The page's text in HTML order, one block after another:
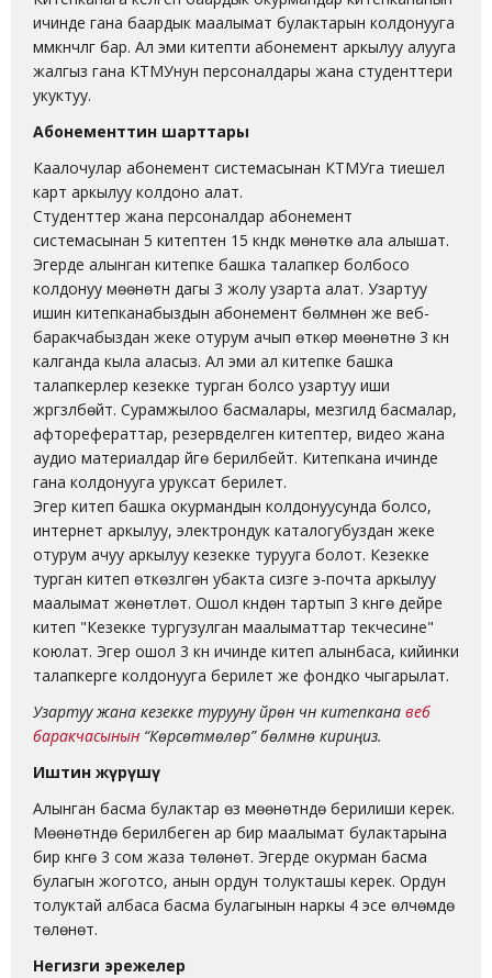
ичинде гана баардык маалымат булактарын колдонууга
мүмкүнчүлүгү бар. Ал эми китепти абонемент аркылуу алууга
жалгыз гана КТМУнун персоналдары жана студенттери
укуктуу.
Абонементтин шарттары
Каалочулар абонемент системасынан КТМУга тиешелүү
карт аркылуу колдоно алат.
Студенттер жана персоналдар абонемент
системасынан 5 китептен 15 күндүк мөнөткө ала алышат.
Эгерде алынган китепке башка талапкер болбосо
колдонуу мөөнөтүн дагы 3 жолу узарта алат. Узартуу
ишин китепканабыздын абонемент бөлүмүнөн же веб-
баракчабыздан жеке отурум ачып өткөрүү мөөнөтүнө 3 күн
калганда кыла аласыз. Ал эми ал китепке башка
талапкерлер кезекке турган болсо узартуу иши
жүргүзүлбөйт. Сурамжылоо басмалары, мезгилдүү басмалар,
афторефераттар, резервделген китептер, видео жана
аудио материалдар үйгө берилбейт. Китепкана ичинде
гана колдонууга уруксат берилет.
Эгер китеп башка окурмандын колдонуусунда болсо,
интернет аркылуу, электрондук каталогубуздан жеке
отурум ачуу аркылуу кезекке турууга болот. Кезекке
турган китеп өткөзүлгөн убакта сизге э-почта аркылуу
маалымат жөнөтүлөт. Ошол күндөн тартып 3 күнгө дейре
китеп "Кезекке тургузулган маалыматтар текчесине"
коюлат. Эгер ошол 3 күн ичинде китеп алынбаса, кийинки
талапкерге колдонууга берилет же фондко чыгарылат.
Узартуу жана кезекке турууну үйрөнүү үчүн китепкана веб
баракчасынын “Көрсөтмөлөр” бөлүмүнө кириңиз.
Иштин жүрүшү
Алынган басма булактар өз мөөнөтүндө берилиши керек.
Мөөнөтүндө берилбеген ар бир маалымат булактарына
бир күнгө 3 сом жаза төлөнөт. Эгерде окурман басма
булагын жоготсо, анын ордун толукташы керек. Ордун
толуктай албаса басма булагынын наркы 4 эсе өлчөмдө
төлөнөт.
Негизги эрежелер